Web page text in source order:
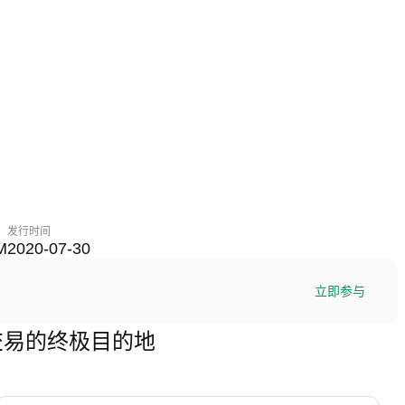
发行时间
2020-07-30
立即参与
的终极目的地